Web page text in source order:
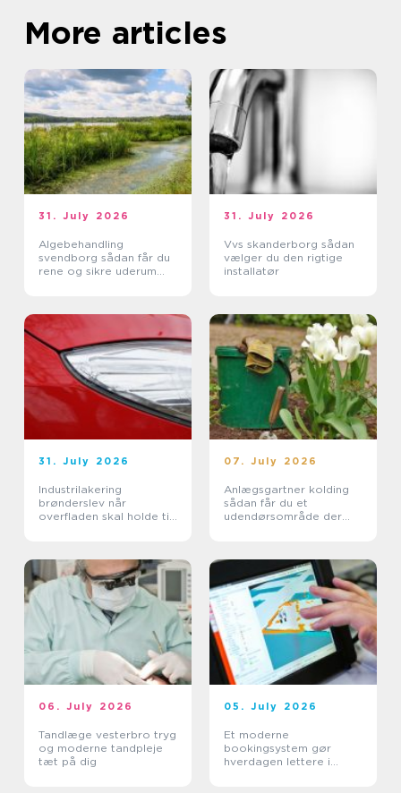
More articles
31. July 2026
Algebehandling
svendborg sådan får du
rene og sikre uderum
31. July 2026
Vvs skanderborg sådan
vælger du den rigtige
installatør
31. July 2026
Industrilakering
brønderslev når
overfladen skal holde til
07. July 2026
Anlægsgartner kolding
sådan får du et
udendørsområde der
06. July 2026
Tandlæge vesterbro tryg
og moderne tandpleje
tæt på dig
05. July 2026
Et moderne
bookingsystem gør
hverdagen lettere i